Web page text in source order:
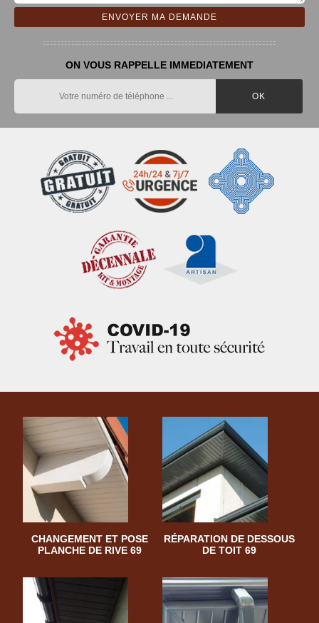
ON VOUS RAPPELLE IMMEDIATEMENT
CHANGEMENT ET POSE
PLANCHE DE RIVE 69
RÉPARATION DE DESSOUS
DE TOIT 69